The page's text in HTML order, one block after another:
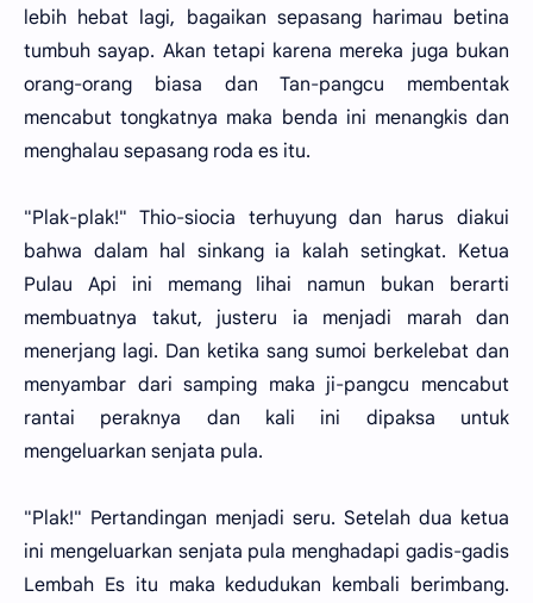
lebih hebat lagi, bagaikan sepasang harimau betina
tumbuh sayap. Akan tetapi karena mereka juga bukan
orang-orang biasa dan Tan-pangcu membentak
mencabut tongkatnya maka benda ini menangkis dan
menghalau sepasang roda es itu.
"Plak-plak!" Thio-siocia terhuyung dan harus diakui
bahwa dalam hal sinkang ia kalah setingkat. Ketua
Pulau Api ini memang lihai namun bukan berarti
membuatnya takut, justeru ia menjadi marah dan
menerjang lagi. Dan ketika sang sumoi berkelebat dan
menyambar dari samping maka ji-pangcu mencabut
rantai peraknya dan kali ini dipaksa untuk
mengeluarkan senjata pula.
"Plak!" Pertandingan menjadi seru. Setelah dua ketua
ini mengeluarkan senjata pula menghadapi gadis-gadis
Lembah Es itu maka kedudukan kembali berimbang.